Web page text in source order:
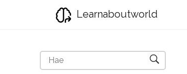
Learnaboutworld